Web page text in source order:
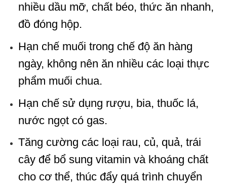
nhiều dầu mỡ, chất béo, thức ăn nhanh,
đồ đóng hộp.
Hạn chế muối trong chế độ ăn hàng
ngày, không nên ăn nhiều các loại thực
phẩm muối chua.
Hạn chế sử dụng rượu, bia, thuốc lá,
nước ngọt có gas.
Tăng cường các loại rau, củ, quả, trái
cây để bổ sung vitamin và khoáng chất
cho cơ thể, thúc đẩy quá trình chuyển